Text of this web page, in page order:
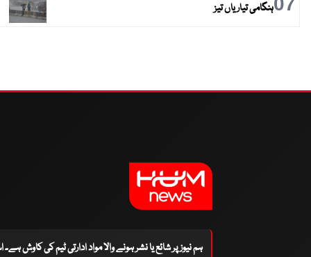
ہنگامی تیاریاں تیز
ہم نیوز پر شائع یا نشر ہونے والا مواد ادارتی ٹیم کی کاوش